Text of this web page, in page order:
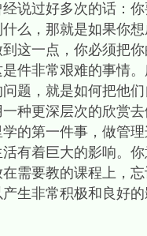
过好多次的话：你
么，那就是如果你
这一点，你必须把
件非常艰难的事情
题，就是如何把他
种更深层次的欣赏
的第一件事，做管
有着巨大的影响。
需要教的课程上，
生非常积极和良好